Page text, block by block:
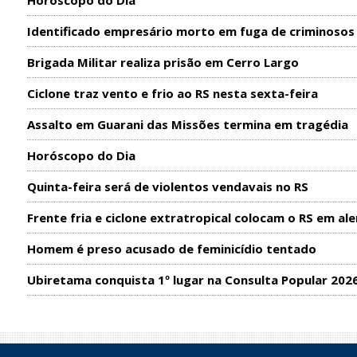
Identificado empresário morto em fuga de criminosos
Brigada Militar realiza prisão em Cerro Largo
Ciclone traz vento e frio ao RS nesta sexta-feira
Assalto em Guarani das Missões termina em tragédia
Horóscopo do Dia
Quinta-feira será de violentos vendavais no RS
Frente fria e ciclone extratropical colocam o RS em
Homem é preso acusado de feminicídio tentado
Ubiretama conquista 1º lugar na Consulta Popular